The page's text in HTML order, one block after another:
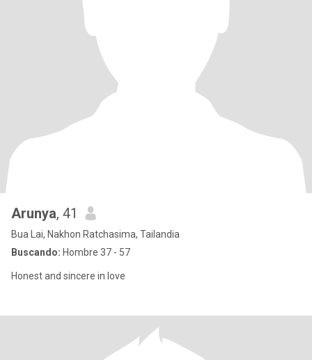
Arunya, 41
Bua Lai, Nakhon Ratchasima, Tailandia
Buscando: Hombre 37 - 57
Honest and sincere in love